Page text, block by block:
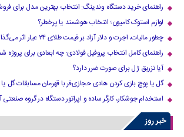
راهنمای خرید دستگاه وندینگ: انتخاب بهترین مدل برای
لوازم استوک کامیون؛ انتخاب هوشمند یا پرخطر؟
چطور مالیات، اجرت و دلار آزاد بر قیمت طلای ۲۴ عیار اثر می‌گذارد؟
راهنمای کامل انتخاب پروفیل فولادی: چه ابعادی برای
آیا تزریق ژل برای صورت ضرر دارد​؟
گل یا پوچ بازی کردن هادی حجازی‌فر با قهرمان مسابقات گل
استخدام جوشکار، کارگر ساده و اپراتور دستگاه در گروه صنعتی
خبر روز